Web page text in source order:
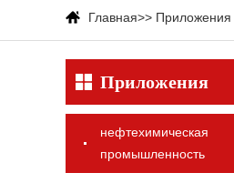
Главная>> Приложения
Приложения
нефтехимическая
промышленность